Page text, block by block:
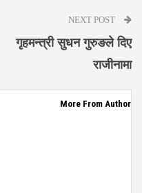
NEXT POST
गृहमन्त्री सुधन गुरुङले दिए
राजीनामा
More From Author